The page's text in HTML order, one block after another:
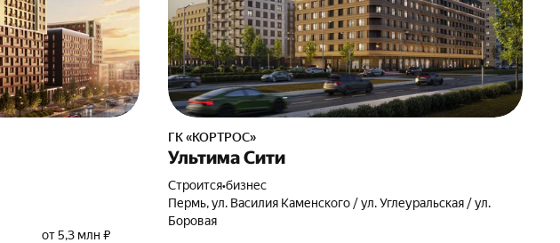
от 5,3 млн ₽
ГК «КОРТРОС»
Ультима Сити
Строится•бизнес
Пермь, ул. Василия Каменского / ул. Углеуральская / ул.
Боровая